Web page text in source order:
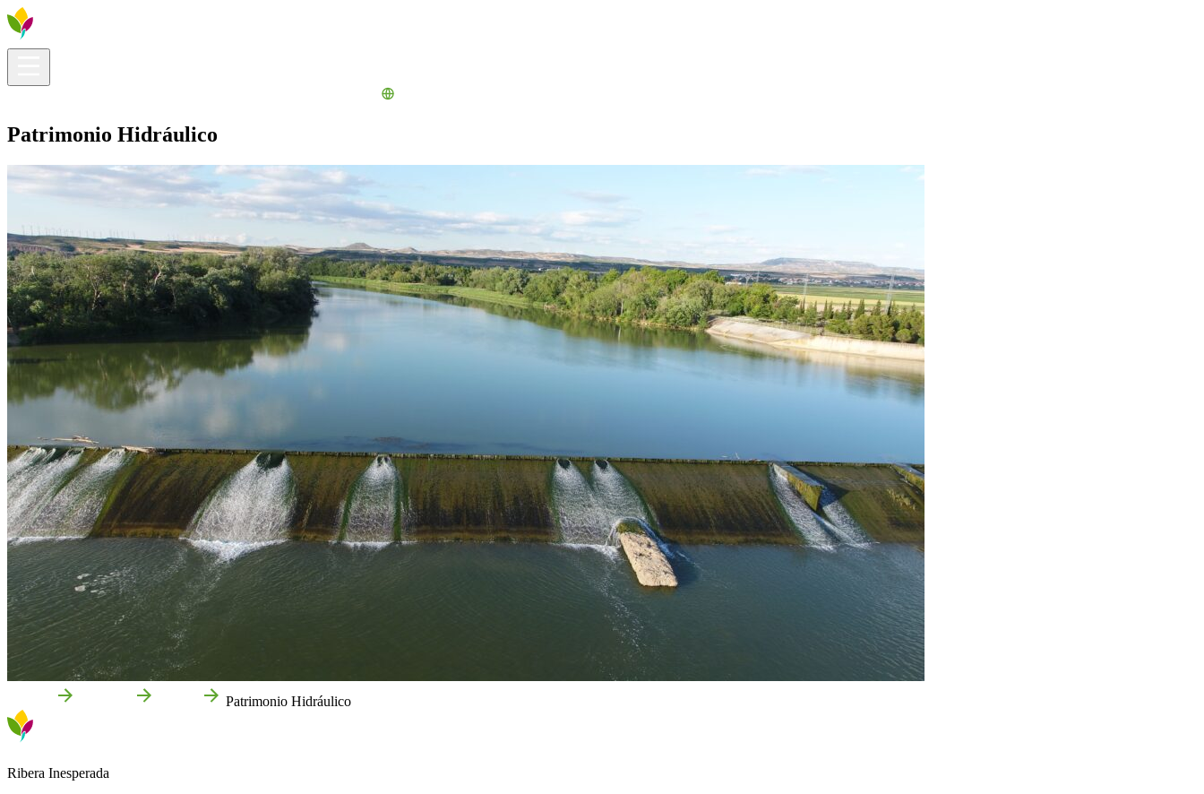
Patrimonio Hidráulico
Patrimonio Hidráulico
Ribera Inesperada